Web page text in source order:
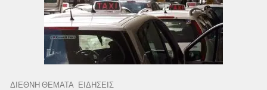
ΔΙΕΘΝΗ ΘΕΜΑΤΑ ΕΙΔΗΣΕΙΣ